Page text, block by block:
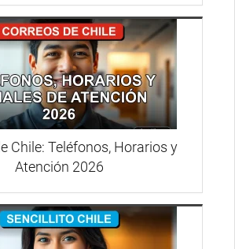
Chile: Teléfonos, Horarios y
Atención 2026